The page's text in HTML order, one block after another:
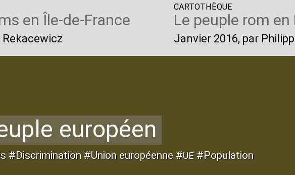
en Île-de-France
Rekacewicz
CARTOTHÈQUE
Le peuple rom en
Janvier 2016, par
européen
#Discrimination #Union européenne #UE #Population